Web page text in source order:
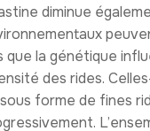
diminue
que la génétique
des rides.
forme de fines